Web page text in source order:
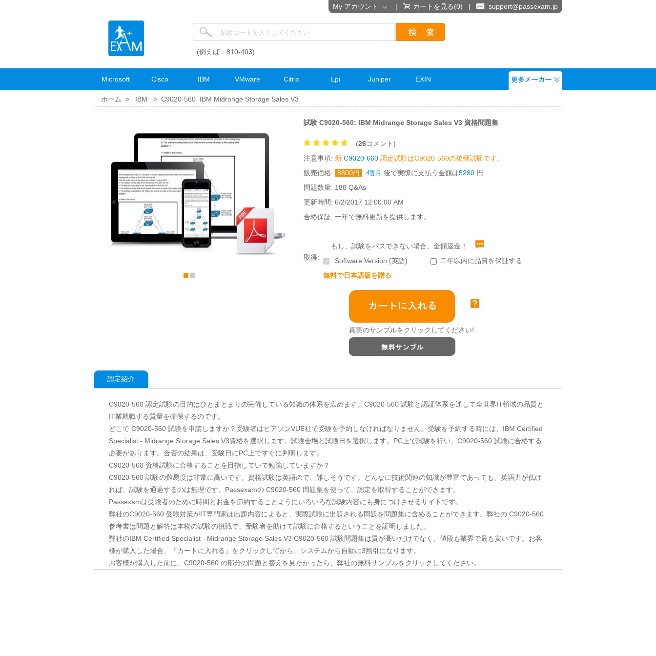
(例えば：810-403)
Microsoft Cisco IBM VMware Citrix Lpi Juniper EXIN
ホーム > IBM > C9020-560 IBM Midrange Storage Sales V3
試験 C9020-560: IBM Midrange Storage Sales V3 資格問題集
(26コメント)
注意事項: 新 C9020-660 認定試験はC9020-560の後継試験です。
販売価格:
8800円 4割引 後で実際に支払う金額は5280 円
問題数量: 188 Q&As
更新時間: 6/2/2017 12:00:00 AM
合格保証: 一年で無料更新を提供します。
もし、試験をパスできない場合、全額返金！
取得:
Software Version (英語)
二年以内に品質を保証する
無料で日本語版を贈る
真実のサンプルをクリックしてください!
認定紹介
C9020-560 認定試験の目的はひとまとまりの完備している知識の体系を広めます。C9020-560 試験と認証体系を通して全世界IT領域の品質と
IT業就職する質量を確保するのです。
どこで C9020-560 試験を申請しますか？受験者はピアソンVUE社で受験を予約しなければなりません。受験を予約する時には、IBM Certified
Specialist - Midrange Storage Sales V3資格を選択します。試験会場と試験日を選択します。PC上で試験を行い、C9020-560 試験に合格する
必要があります。合否の結果は、受験日にPC上ですぐに判明します。
C9020-560 資格試験に合格することを目指していて勉強していますか？
C9020-560 試験の難易度は非常に高いです。資格試験は英語ので、難しそうです。どんなに技術関連の知識が豊富であっても、英語力が低け
れば、試験を通過するのは無理です。Passexamの C9020-560 問題集を使って、認定を取得することができます。
Passexamは受験者のために時間とお金を節約することようにいろいろな試験内容にも身につけさせるサイトです。
弊社のC9020-560 受験対策がIT専門家は出題内容によると、実際試験に出題される問題を問題集に含めることができます。弊社の C9020-560
参考書は問題と解答は本物の試験の挑戦で、受験者を助けて試験に合格するということを証明しました。
弊社のIBM Certified Specialist - Midrange Storage Sales V3 C9020-560 試験問題集は質が高いだけでなく、値段も業界で最も安いです。お客
様が購入した場合、「カートに入れる」をクリックしてから、システムから自動に3割引になります。
お客様が購入した前に、C9020-560 の部分の問題と答えを見たかったら、弊社の無料サンプルをクリックしてください。
My アカウント | カートを見る(0) | support@passexam.jp